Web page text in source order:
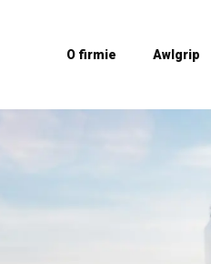
O firmie Awlgrip